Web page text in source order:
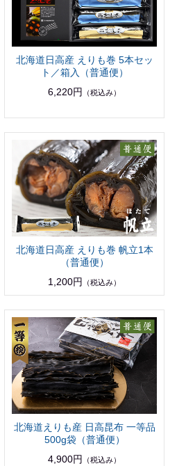
北海道日高産 えりも巻 5本セッ
ト／箱入（普通便）
6,220円
（税込み）
北海道日高産 えりも巻 帆立1本
（普通便）
1,200円
（税込み）
北海道えりも産 日高昆布 一等品
500g袋（普通便）
4,900円
（税込み）